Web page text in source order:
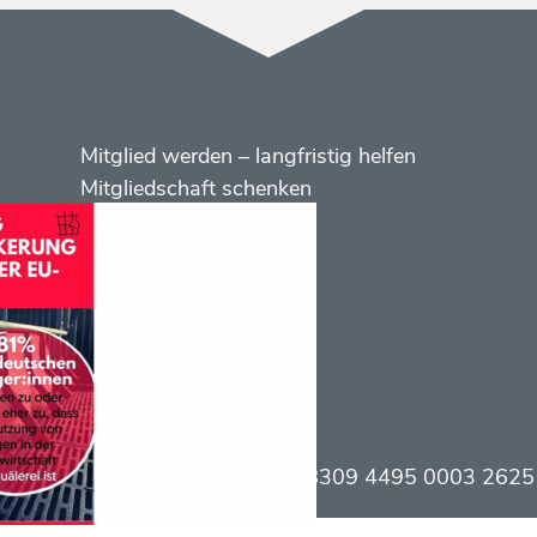
Menüs
Footer
2
Mitglied werden – langfristig helfen
Mitgliedschaft schenken
Social
Media
|Ethikbank IBAN DE 75 8309 4495 0003